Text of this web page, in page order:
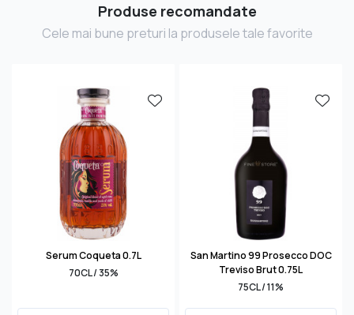
Produse recomandate
Cele mai bune preturi la produsele tale favorite
Serum Coqueta 0.7L
70CL / 35%
San Martino 99 Prosecco DOC
Treviso Brut 0.75L
75CL / 11%